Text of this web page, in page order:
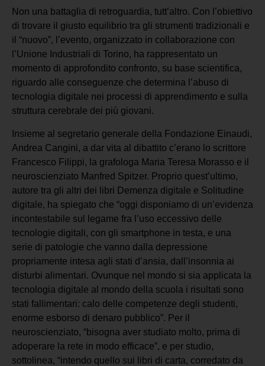
Non una battaglia di retroguardia, tutt’altro. Con l’obiettivo
di trovare il giusto equilibrio tra gli strumenti tradizionali e
il “nuovo”, l’evento, organizzato in collaborazione con
l’Unione Industriali di Torino, ha rappresentato un
momento di approfondito confronto, su base scientifica,
riguardo alle conseguenze che determina l’abuso di
tecnologia digitale nei processi di apprendimento e sulla
struttura cerebrale dei più giovani.
Insieme al segretario generale della Fondazione Einaudi,
Andrea Cangini, a dar vita al dibattito c’erano lo scrittore
Francesco Filippi, la grafologa Maria Teresa Morasso e il
neuroscienziato Manfred Spitzer. Proprio quest’ultimo,
autore tra gli altri dei libri Demenza digitale e Solitudine
digitale, ha spiegato che “oggi disponiamo di un’evidenza
incontestabile sul legame fra l’uso eccessivo delle
tecnologie digitali, con gli smartphone in testa, e una
serie di patologie che vanno dalla depressione
propriamente intesa agli stati d’ansia, dall’insonnia ai
disturbi alimentari. Ovunque nel mondo si sia applicata la
tecnologia digitale al mondo della scuola i risultati sono
stati fallimentari: calo delle competenze degli studenti,
enorme esborso di denaro pubblico”. Per il
neuroscienziato, “bisogna aver studiato molto, prima di
adoperare la rete in modo efficace”, e per studio,
sottolinea, “intendo quello sui libri di carta, corredato da